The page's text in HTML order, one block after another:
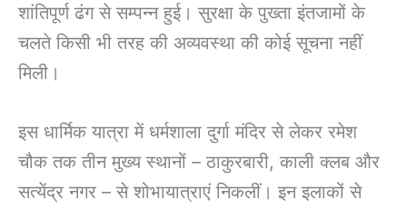
शांतिपूर्ण ढंग से सम्पन्न हुई। सुरक्षा के पुख्ता इंतजामों के
चलते किसी भी तरह की अव्यवस्था की कोई सूचना नहीं
मिली।
इस धार्मिक यात्रा में धर्मशाला दुर्गा मंदिर से लेकर रमेश
चौक तक तीन मुख्य स्थानों – ठाकुरबारी, काली क्लब और
सत्येंद्र नगर – से शोभायात्राएं निकलीं। इन इलाकों से